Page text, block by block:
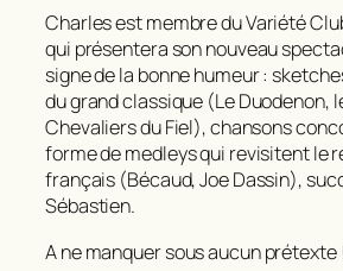
Charles est membre du Variété
qui présentera son nouveau
signe de la bonne humeur :
du grand classique (Le Duodenon,
Chevaliers du Fiel), chansons
forme de medleys qui revisitent le
français (Bécaud, Joe Dassin),
Sébastien.
A ne manquer sous aucun prétexte !